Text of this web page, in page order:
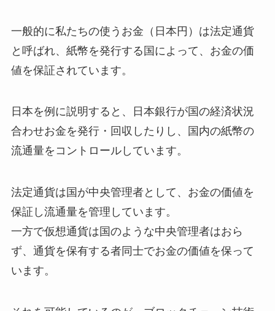
一般的に私たちの使うお金（日本円）は法定通貨
と呼ばれ、紙幣を発行する国によって、お金の価
値を保証されています。
日本を例に説明すると、日本銀行が国の経済状況
合わせお金を発行・回収したりし、国内の紙幣の
流通量をコントロールしています。
法定通貨は国が中央管理者として、お金の価値を
保証し流通量を管理しています。
一方で仮想通貨は国のような中央管理者はおら
ず、通貨を保有する者同士でお金の価値を保って
います。